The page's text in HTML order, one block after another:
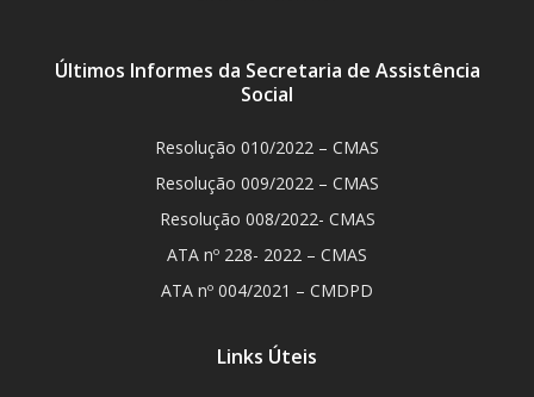
Últimos Informes da Secretaria de Assistência
Social
Resolução 010/2022 – CMAS
Resolução 009/2022 – CMAS
Resolução 008/2022- CMAS
ATA nº 228- 2022 – CMAS
ATA nº 004/2021 – CMDPD
Links Úteis